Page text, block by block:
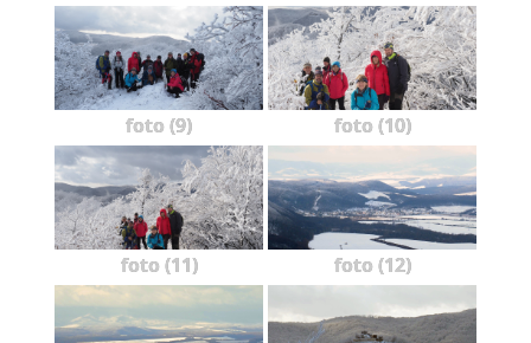
foto (9) foto (10)
foto (11) foto (12)